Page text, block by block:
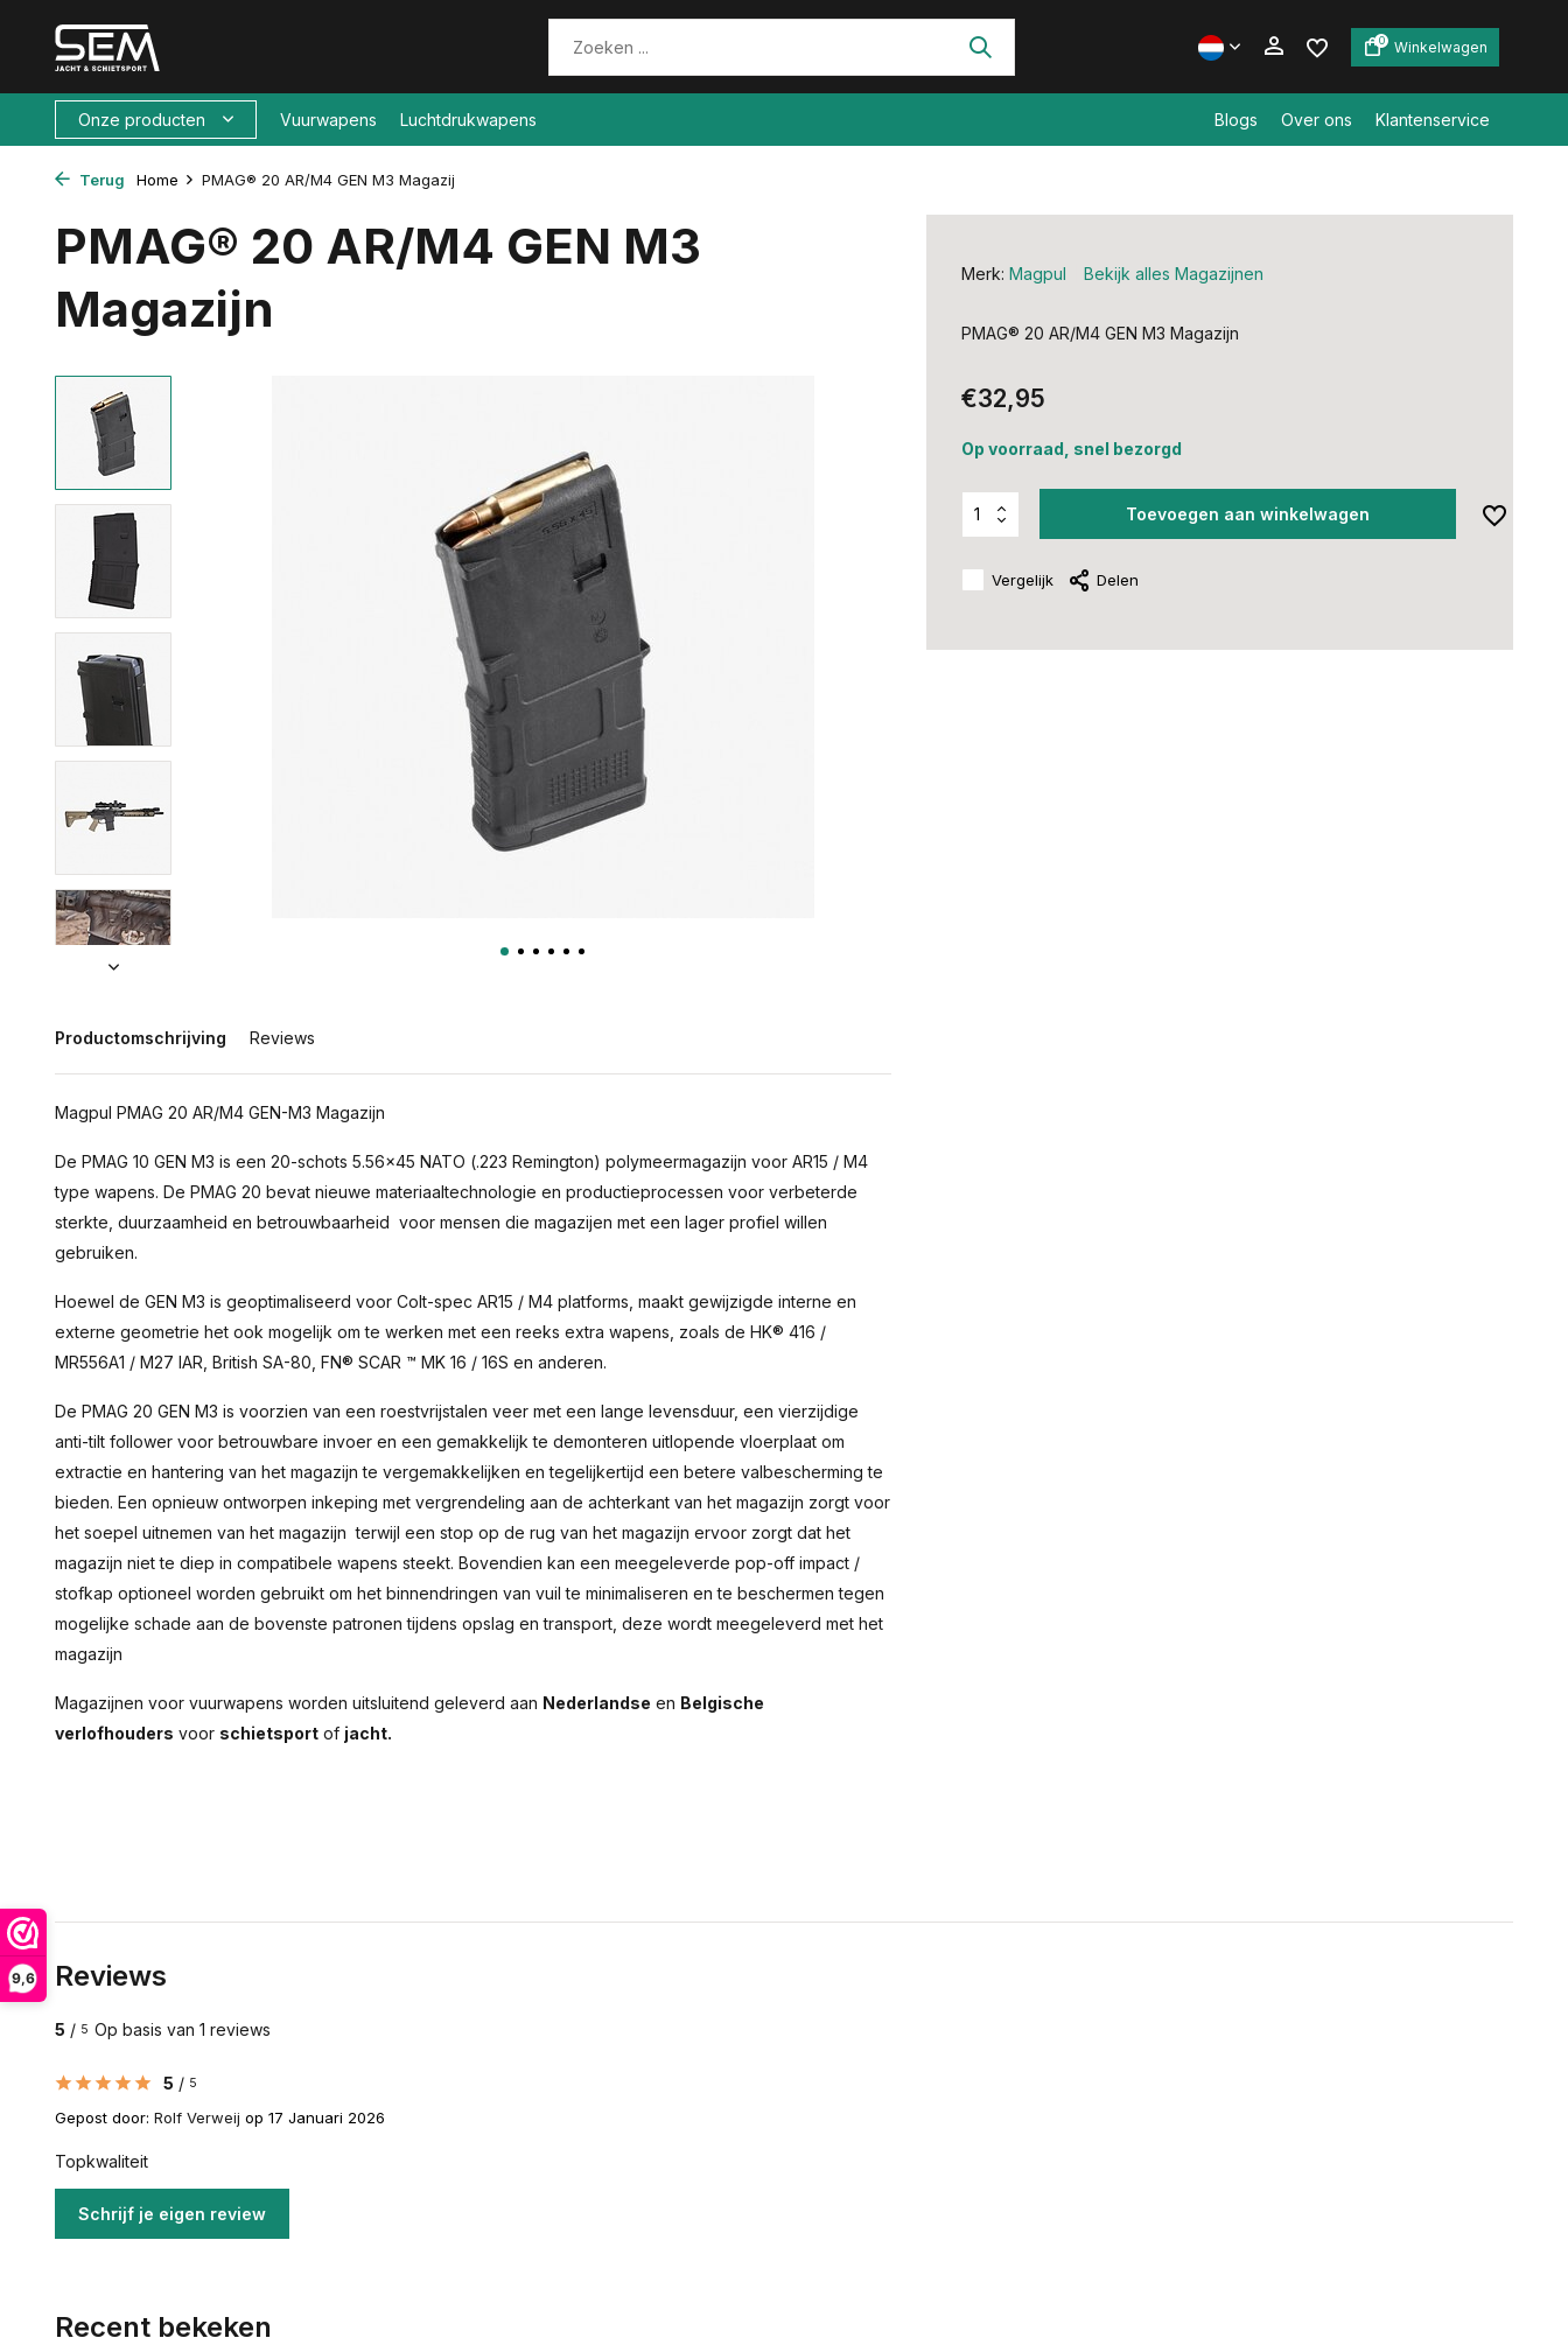
9,6
0 Winkelwagen
Onze producten Vuurwapens Luchtdrukwapens Blogs Over ons Klantenservice
Terug Home PMAG® 20 AR/M4 GEN M3 Magazij
PMAG® 20 AR/M4 GEN M3
Magazijn
Productomschrijving Reviews
Magpul PMAG 20 AR/M4 GEN-M3 Magazijn
De PMAG 10 GEN M3 is een 20-schots 5.56x45 NATO (.223 Remington) polymeermagazijn voor AR15 / M4
type wapens. De PMAG 20 bevat nieuwe materiaaltechnologie en productieprocessen voor verbeterde
sterkte, duurzaamheid en betrouwbaarheid voor mensen die magazijen met een lager profiel willen
gebruiken.
Hoewel de GEN M3 is geoptimaliseerd voor Colt-spec AR15 / M4 platforms, maakt gewijzigde interne en
externe geometrie het ook mogelijk om te werken met een reeks extra wapens, zoals de HK® 416 /
MR556A1 / M27 IAR, British SA-80, FN® SCAR ™ MK 16 / 16S en anderen.
De PMAG 20 GEN M3 is voorzien van een roestvrijstalen veer met een lange levensduur, een vierzijdige
anti-tilt follower voor betrouwbare invoer en een gemakkelijk te demonteren uitlopende vloerplaat om
extractie en hantering van het magazijn te vergemakkelijken en tegelijkertijd een betere valbescherming te
bieden. Een opnieuw ontworpen inkeping met vergrendeling aan de achterkant van het magazijn zorgt voor
het soepel uitnemen van het magazijn terwijl een stop op de rug van het magazijn ervoor zorgt dat het
magazijn niet te diep in compatibele wapens steekt. Bovendien kan een meegeleverde pop-off impact /
stofkap optioneel worden gebruikt om het binnendringen van vuil te minimaliseren en te beschermen tegen
mogelijke schade aan de bovenste patronen tijdens opslag en transport, deze wordt meegeleverd met het
magazijn
Magazijnen voor vuurwapens worden uitsluitend geleverd aan Nederlandse en Belgische
verlofhouders voor schietsport of jacht.
Merk: Magpul Bekijk alles Magazijnen
PMAG® 20 AR/M4 GEN M3 Magazijn
€32,95
Op voorraad, snel bezorgd
Toevoegen aan winkelwagen
Vergelijk Delen
Reviews
5 / 5 Op basis van 1 reviews
5 / 5
Gepost door: Rolf Verweij op 17 Januari 2026
Topkwaliteit
Schrijf je eigen review
Recent bekeken